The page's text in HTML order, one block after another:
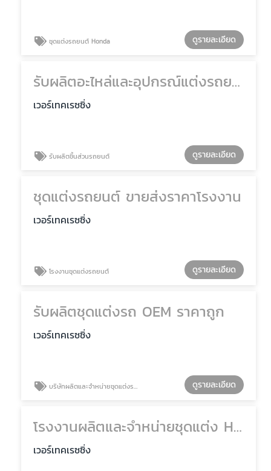
ชุดแต่งรถยนต์ Honda ดูรายละเอียด
รับผลิตอะไหล่และอุปกรณ์แต่งรถยนต์ OEM
เวอร์เทคเรซซิ่ง
รับผลิตชิ้นส่วนรถยนต์ ดูรายละเอียด
ชุดแต่งรถยนต์ ขายส่งราคาโรงงาน
เวอร์เทคเรซซิ่ง
โรงงานชุดแต่งรถยนต์ ดูรายละเอียด
รับผลิตชุดแต่งรถ OEM ราคาถูก
เวอร์เทคเรซซิ่ง
บริษัทผลิตและจำหน่ายชุดแต่งรถยนต์ ดูรายละเอียด
โรงงานผลิตและจำหน่ายชุดแต่ง Honda
เวอร์เทคเรซซิ่ง